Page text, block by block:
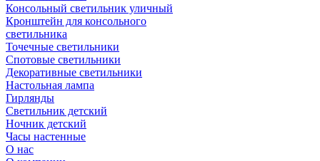
Консольный светильник уличный
Кронштейн для консольного
светильника
Точечные светильники
Спотовые светильники
Декоративные светильники
Настольная лампа
Гирлянды
Светильник детский
Ночник детский
Часы настенные
О нас